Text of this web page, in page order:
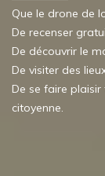
Que le drone de
De recenser
De découvrir le
De visiter des
De se faire
citoyenne.